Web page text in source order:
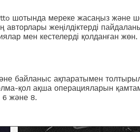
шотында мереке жасаңыз және
жеңілдіктерді
мен кестелерді қолданған
байланыс ақпаратымен
қол ақша операцияларын
6 және 8.